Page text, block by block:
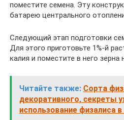
поместите семена. Эту
батарею центрального
Следующий этап подготовки
Для этого приготовьте 1%-й
калия и поместите в него зерна
Читайте также: Сорта
декоративного, секреты
использование физалиса